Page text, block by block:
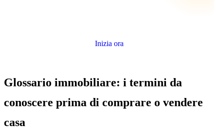
Glossario immobiliare: i termini da
conoscere prima di comprare o vendere
casa
1. Il compromesso è obbligatorio prima del rogito?
3. A cosa serve la visura catastale aggiornata?
4. Cosa succede se la planimetria non corrisponde allo stato reale
dell’immobile?
Inizia ora